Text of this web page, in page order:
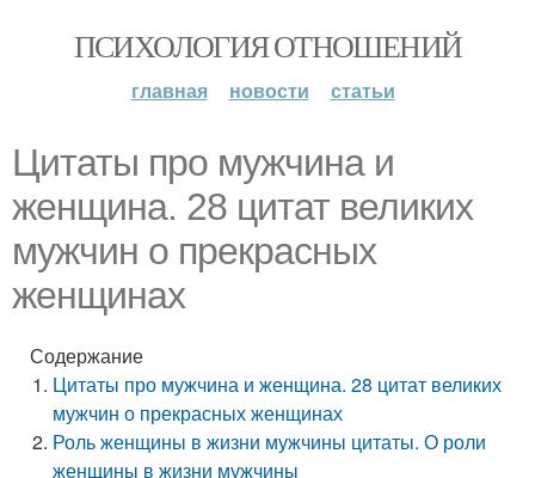
ПСИХОЛОГИЯ ОТНОШЕНИЙ
главная новости статьи
Цитаты про мужчина и
женщина. 28 цитат великих
мужчин о прекрасных
женщинах
Содержание
Цитаты про мужчина и женщина. 28 цитат великих
мужчин о прекрасных женщинах
Роль женщины в жизни мужчины цитаты. О роли
женщины в жизни мужчины